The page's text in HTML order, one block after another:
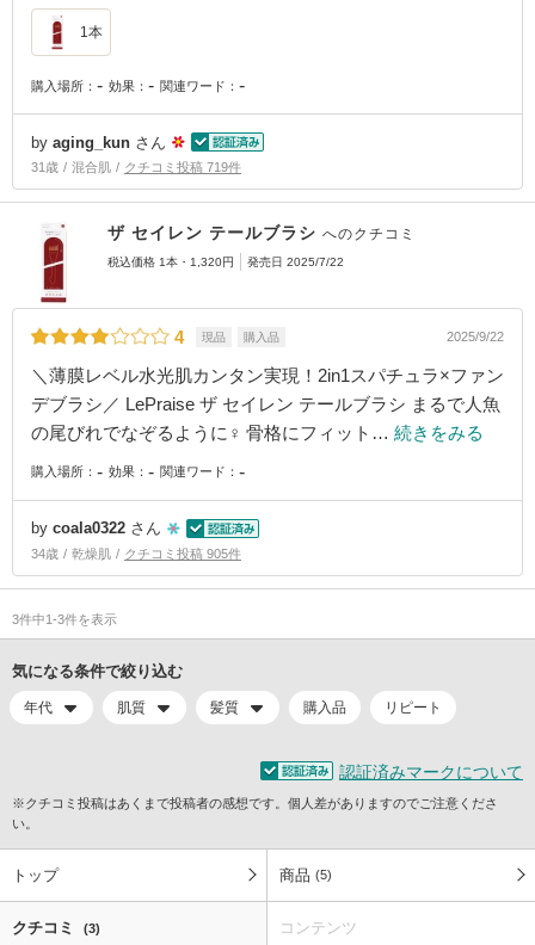
1本
購入場所： - 効果： - 関連ワード： -
by aging_kun さん
31歳 混合肌 クチコミ投稿 719件
ザ セイレン テールブラシ へのクチコミ
税込価格 1本・1,320円 発売日 2025/7/22
4 現品 購入品 2025/9/22
＼薄膜レベル水光肌カンタン実現！2in1スパチュラ×ファン
デブラシ／ LePraise ザ セイレン テールブラシ まるで人魚
の尾びれでなぞるように♀ 骨格にフィット… 続きをみる
購入場所： - 効果： - 関連ワード： -
by coala0322 さん
34歳 乾燥肌 クチコミ投稿 905件
3件中1-3件を表示
気になる条件で絞り込む
年代 肌質 髪質 購入品 リピート
認証済みマークについて
※クチコミ投稿はあくまで投稿者の感想です。個人差がありますのでご注意くださ
い。
トップ 商品 (5)
クチコミ (3) コンテンツ